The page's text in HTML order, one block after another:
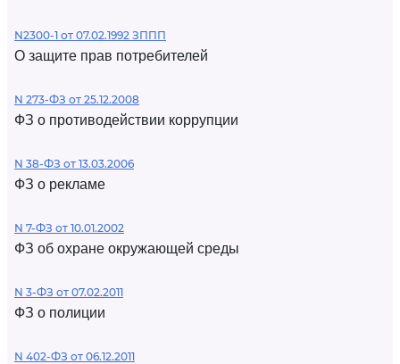
N2300-1 от 07.02.1992 ЗППП
О защите прав потребителей
N 273-ФЗ от 25.12.2008
ФЗ о противодействии коррупции
N 38-ФЗ от 13.03.2006
ФЗ о рекламе
N 7-ФЗ от 10.01.2002
ФЗ об охране окружающей среды
N 3-ФЗ от 07.02.2011
ФЗ о полиции
N 402-ФЗ от 06.12.2011